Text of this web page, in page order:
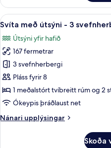
-
vísar
að
(Central)
Skoða
allar
myndir
fyrir
Svíta
með
útsýni
-
svefnherbergi
13
Svíta með útsýni - 3
Útsýni yfir hafið
167 fermetrar
3 svefnherbergi
Pláss fyrir 8
1 meðalstórt tvíbreitt rúm og 2
Ókeypis þráðlaust net
Nánari upplýsingar
Nánari
Skoða